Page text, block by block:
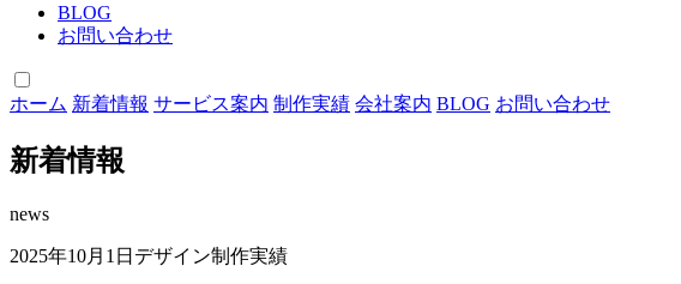
BLOG
お問い合わせ
ホーム 新着情報 サービス案内 制作実績 会社案内 BLOG お問い合わせ
新着情報
news
2025年10月1日 デザイン制作実績